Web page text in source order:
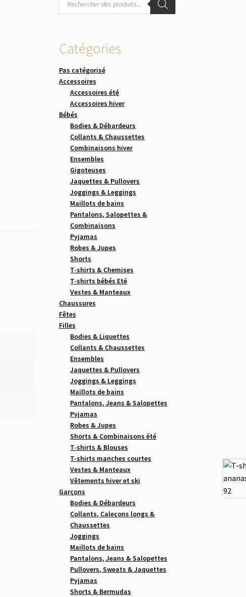
produits
Catégories
Pas catégorisé
Accessoires
Accessoires été
Accessoires hiver
Bébés
Bodies & Débardeurs
Collants & Chaussettes
Combinaisons hiver
Ensembles
Gigoteuses
Jaquettes & Pullovers
Joggings & Leggings
Maillots de bains
Pantalons, Salopettes &
Combinaisons
Pyjamas
Robes & Jupes
Shorts
T-shirts & Chemises
T-shirts bébés Eté
Vestes & Manteaux
Chaussures
Fêtes
Filles
Bodies & Liquettes
Collants & Chaussettes
Ensembles
Jaquettes & Pullovers
Joggings & Leggings
Maillots de bains
Pantalons, Jeans & Salopettes
Pyjamas
Robes & Jupes
Shorts & Combinaisons été
T-shirts & Blouses
T-shirts manches courtes
Vestes & Manteaux
Vêtements hiver et ski
Garçons
Bodies & Débardeurs
Collants, Caleçons longs &
Chaussettes
Joggings
Maillots de bains
Pantalons, Jeans & Salopettes
Pullovers, Sweats & Jaquettes
Pyjamas
Shorts & Bermudas